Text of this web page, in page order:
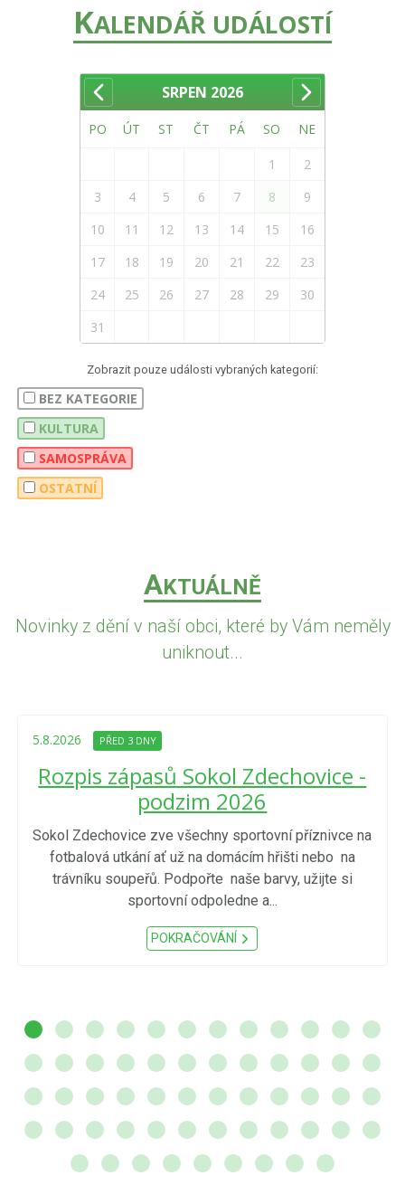
KALENDÁŘ UDÁLOSTÍ
SRPEN 2026
PO ÚT ST ČT PÁ SO NE
1
2
3
4 5 6 7 8
9
10
11 12 13 14 15
16
17
18 19 20 21 22
23
24
25 26 27 28 29
30
31
Zobrazit pouze události vybraných kategorií:
BEZ KATEGORIE
KULTURA
SAMOSPRÁVA
OSTATNÍ
AKTUÁLNĚ
Novinky z dění v naší obci, které by Vám neměly
uniknout...
5.8.2026 PŘED 3 DNY
Rozpis zápasů Sokol Zdechovice -
podzim 2026
Sokol Zdechovice zve všechny sportovní příznivce na
fotbalová utkání ať už na domácím hřišti nebo na
trávníku soupeřů. Podpořte naše barvy, užijte si
sportovní odpoledne a...
POKRAČOVÁNÍ